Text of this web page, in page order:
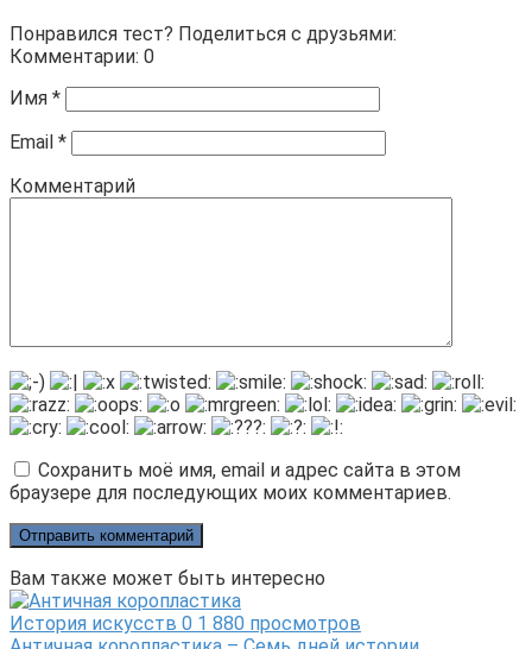
Понравился тест? Поделиться с друзьями:
Комментарии: 0
Имя *
Email *
Комментарий
Сохранить моё имя, email и адрес сайта в этом
браузере для последующих моих комментариев.
Вам также может быть интересно
История искусств 0 1 880 просмотров